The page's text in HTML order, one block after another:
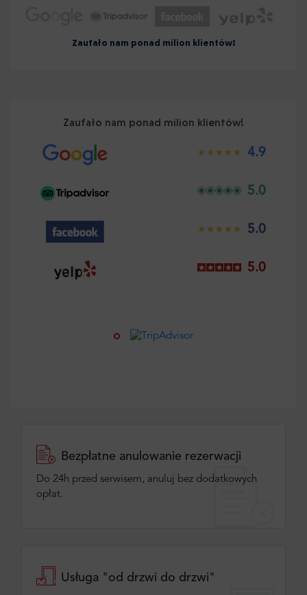
Zaufało nam ponad milion klientów!
Zaufało nam ponad milion klientów!
4.9
5.0
5.0
5.0
Bezpłatne anulowanie rezerwacji
Do 24h przed serwisem, anuluj bez dodatkowych
opłat.
Usługa "od drzwi do drzwi"